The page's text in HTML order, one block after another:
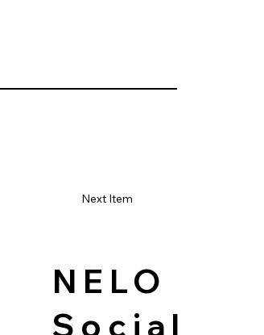
Next Item
NELO
Social